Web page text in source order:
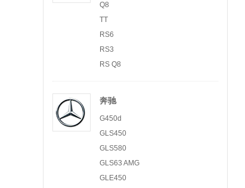
Q8
TT
RS6
RS3
RS Q8
奔驰
G450d
GLS450
GLS580
GLS63 AMG
GLE450